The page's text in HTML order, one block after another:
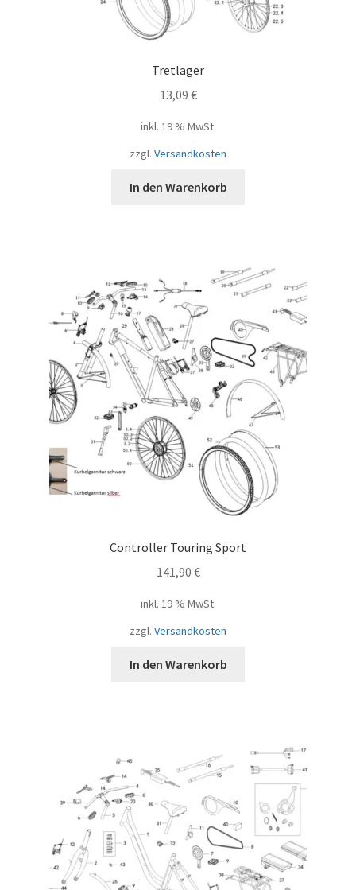
Tretlager
13,09 €
inkl. 19 % MwSt.
zzgl. Versandkosten
In den Warenkorb
Controller Touring Sport
141,90 €
inkl. 19 % MwSt.
zzgl. Versandkosten
In den Warenkorb